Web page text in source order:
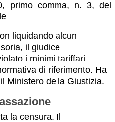
primo comma, n. 3, del
liquidando alcun
il giudice
i minimi tariffari
di riferimento. Ha
Ministero della Giustizia.
la censura. Il